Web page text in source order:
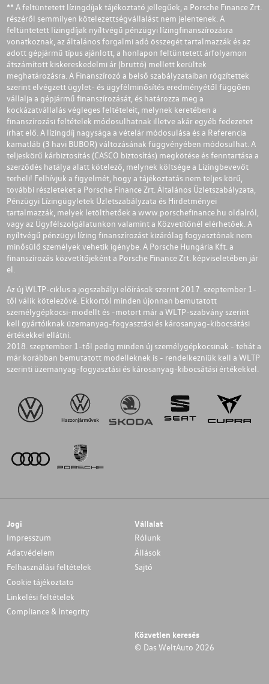
** A feltüntetett lízingdíjak tájékoztató jellegűek, a Porsche Finance Zrt.
részéről semmilyen kötelezettségvállalást nem jelentenek. A
feltüntetett lízingdíjak nyíltvégű pénzügyi lízingfinanszírozásra
vonatkoznak, az általános forgalmi adó összegét tartalmazzák és az
adott gépjármű típus ajánlott, a honlapon feltüntetett árfolyamon
átszámított kiskereskedelmi ár (bruttó) mellett kerültek
meghatározásra. A Finanszírozó a belső szabályzataiban rögzítettek
szerint elvégzett ügylet- és ügyfélminősítés eredményétől függően
vállalja a gépjármű finanszírozását, és határozza meg a
kockázatvállalás végleges feltételeit, melynek keretében a
finanszírozási feltételek módosulhatnak illetve akár egyéb fedezetet
írhat elő. A lízingdíj nagysága a vételár módosulása és a Referencia
kamatláb (3 havi BUBOR) változásának függvényében módosulhat. A
teljeskörű kárbiztosítás (CASCO biztosítás) megkötése és fenntartása a
szerződés hatálya alatt kötelező, melynek költsége a Lízingbevevőt
terheli! Felhívjuk a figyelmét, hogy a tájékoztatás nem teljes körű,
további részleteket a Porsche Finance Zrt. Általános Üzletszabályzata,
Pénzügyi Lízingügyletek Üzletszabályzata és Hirdetményei
tartalmazzák, melyek letölthetőek a www.porschefinance.hu oldalról,
vagy az Ügyfélszolgálatunkon valamint a Közvetítőnél elérhetőek. A
nyíltvégű pénzügyi lízing finanszírozást kizárólag fogyasztónak nem
minősülő személyek vehetik igénybe. A Porsche Hungária Kft. a
finanszírozás közvetítőjeként a Porsche Finance Zrt. képviseletében jár
el.
Az új WLTP-ciklus a jogszabályi előírások szerint 2017. szeptember 1-
től válik kötelezővé. Ekkortól minden újonnan bemutatott
személygépkocsi-modellt és -motort már a WLTP-szabvány szerint
kell gyártóiknak üzemanyag-fogyasztási és károsanyag-kibocsátási
értékekkel ellátni.
2018. szeptember 1-től pedig minden új személygépkocsinak - tehát a
már korábban bemutatott modelleknek is - rendelkezniük kell a WLTP
szerinti üzemanyag-fogyasztási és károsanyag-kibocsátási értékekkel.
Jogi
Impresszum
Adatvédelem
Felhasználási feltételek
Cookie tájékoztato
Linkelési feltételek
Compliance & Integrity
Vállalat
Rólunk
Állások
Sajtó
Közvetlen keresés
© Das WeltAuto 2026